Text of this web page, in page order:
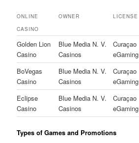
ONLINE
CASINO
OWNER LICENSE
Golden Lion
Casino
Blue Media N. V.
Casinos
Curaçao
eGaming
BoVegas
Casino
Blue Media N. V.
Casinos
Curaçao
eGaming
Eclipse
Casino
Blue Media N. V.
Casinos
Curaçao
eGaming
Types of Games and Promotions